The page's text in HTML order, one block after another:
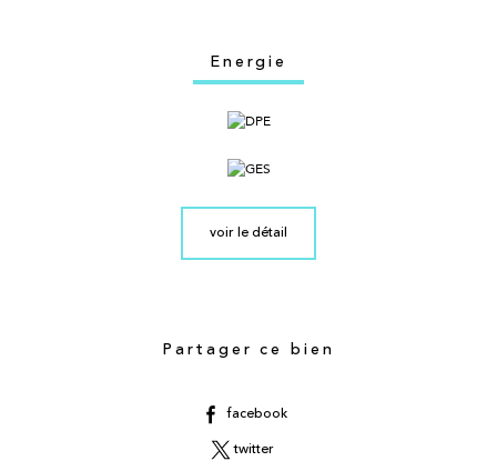
Energie
voir le détail
Partager ce bien
facebook
twitter